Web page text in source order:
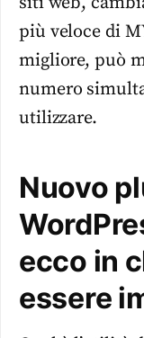
più veloce di
migliore, può
numero
utilizzare.
Nuovo
ecco in
essere